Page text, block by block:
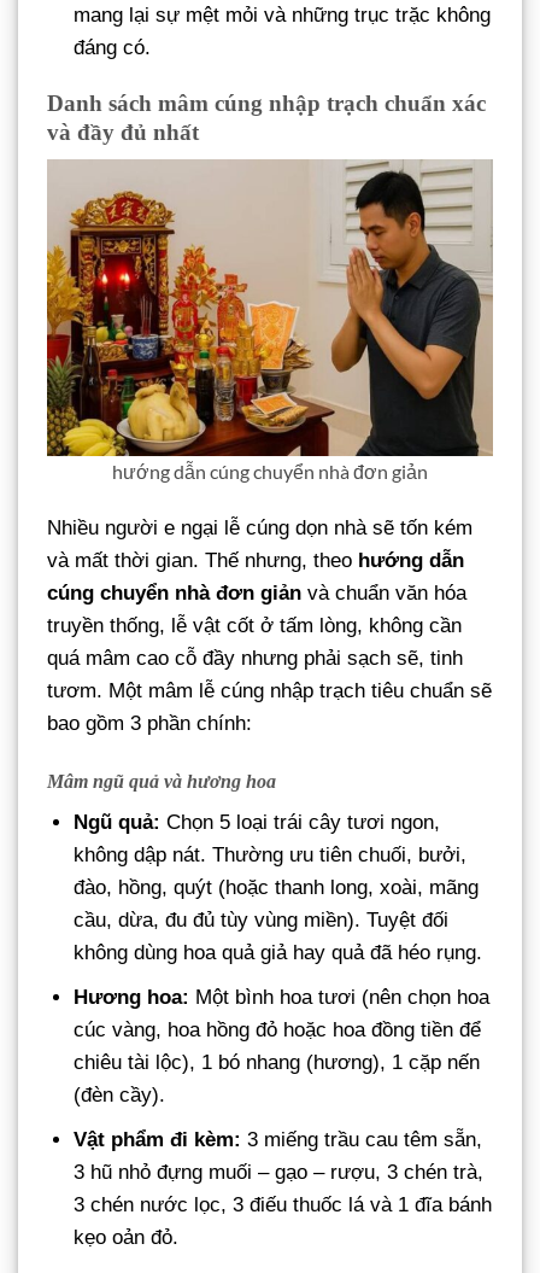
mang lại sự mệt mỏi và những trục trặc không
đáng có.
Danh sách mâm cúng nhập trạch chuẩn xác
và đầy đủ nhất
hướng dẫn cúng chuyển nhà đơn giản
Nhiều người e ngại lễ cúng dọn nhà sẽ tốn kém
và mất thời gian. Thế nhưng, theo hướng dẫn
cúng chuyển nhà đơn giản và chuẩn văn hóa
truyền thống, lễ vật cốt ở tấm lòng, không cần
quá mâm cao cỗ đầy nhưng phải sạch sẽ, tinh
tươm. Một mâm lễ cúng nhập trạch tiêu chuẩn sẽ
bao gồm 3 phần chính:
Mâm ngũ quả và hương hoa
Ngũ quả: Chọn 5 loại trái cây tươi ngon,
không dập nát. Thường ưu tiên chuối, bưởi,
đào, hồng, quýt (hoặc thanh long, xoài, mãng
cầu, dừa, đu đủ tùy vùng miền). Tuyệt đối
không dùng hoa quả giả hay quả đã héo rụng.
Hương hoa: Một bình hoa tươi (nên chọn hoa
cúc vàng, hoa hồng đỏ hoặc hoa đồng tiền để
chiêu tài lộc), 1 bó nhang (hương), 1 cặp nến
(đèn cầy).
Vật phẩm đi kèm: 3 miếng trầu cau têm sẵn,
3 hũ nhỏ đựng muối – gạo – rượu, 3 chén trà,
3 chén nước lọc, 3 điếu thuốc lá và 1 đĩa bánh
kẹo oản đỏ.